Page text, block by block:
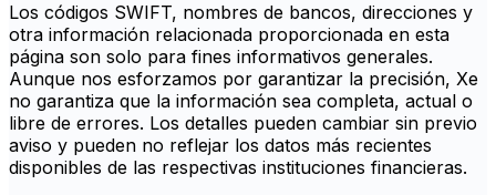
Los códigos SWIFT, nombres de bancos, direcciones y
otra información relacionada proporcionada en esta
página son solo para fines informativos generales.
Aunque nos esforzamos por garantizar la precisión, Xe
no garantiza que la información sea completa, actual o
libre de errores. Los detalles pueden cambiar sin previo
aviso y pueden no reflejar los datos más recientes
disponibles de las respectivas instituciones financieras.